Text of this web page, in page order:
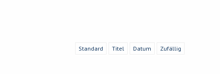
Standard Titel Datum Zufällig